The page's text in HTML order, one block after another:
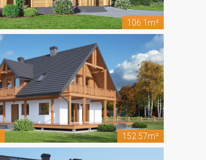
106.1m²
152.57m²